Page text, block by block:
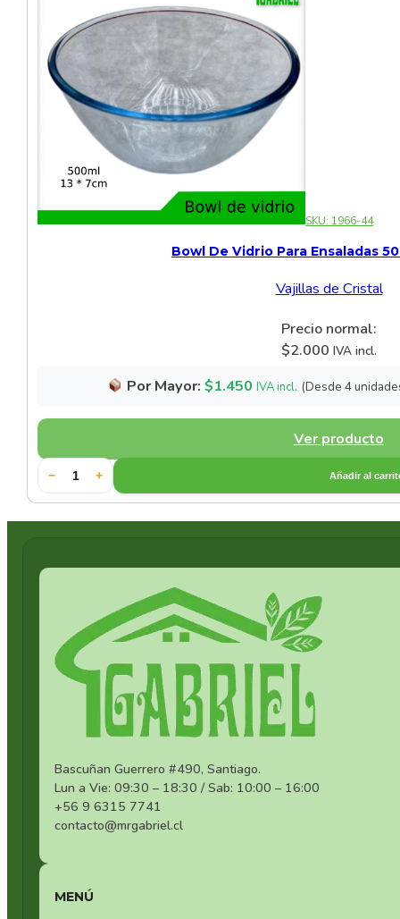
SKU: 1966-44
Bowl De Vidrio Para Ensaladas
Vajillas de Cristal
Precio normal:
$2.000 IVA incl.
Por Mayor: $1.450 IVA incl. (Desde 4
Ver producto
− + Añadir al
Bascuñan Guerrero #490, Santiago.
Lun a Vie: 09:30 – 18:30 / Sab: 10:00 – 16:00
+56 9 6315 7741
contacto@mrgabriel.cl
MENÚ